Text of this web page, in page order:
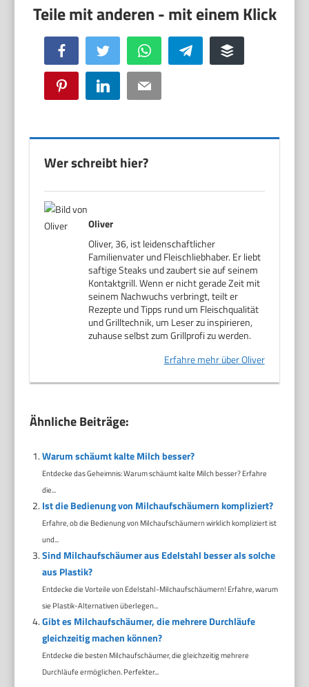
Facebook Twitter WhatsApp Telegram Buffer
Pinterest LinkedIn Email
Wer schreibt hier?
Oliver
Oliver, 36, ist leidenschaftlicher
Familienvater und Fleischliebhaber. Er liebt
saftige Steaks und zaubert sie auf seinem
Kontaktgrill. Wenn er nicht gerade Zeit mit
seinem Nachwuchs verbringt, teilt er
Rezepte und Tipps rund um Fleischqualität
und Grilltechnik, um Leser zu inspirieren,
zuhause selbst zum Grillprofi zu werden.
Erfahre mehr über Oliver
Ähnliche Beiträge:
Warum schäumt kalte Milch besser?
Entdecke das Geheimnis: Warum schäumt kalte Milch besser? Erfahre
die...
Ist die Bedienung von Milchaufschäumern kompliziert?
Erfahre, ob die Bedienung von Milchaufschäumern wirklich kompliziert ist
und...
Sind Milchaufschäumer aus Edelstahl besser als solche
aus Plastik?
Entdecke die Vorteile von Edelstahl-Milchaufschäumern! Erfahre, warum
sie Plastik-Alternativen überlegen...
Gibt es Milchaufschäumer, die mehrere Durchläufe
gleichzeitig machen können?
Entdecke die besten Milchaufschäumer, die gleichzeitig mehrere
Durchläufe ermöglichen. Perfekter...